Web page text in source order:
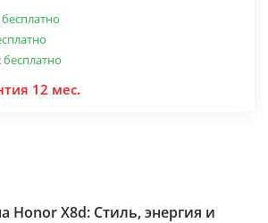
бесплатно
бесплатно
12 мес.
Honor X8d: Стиль, энергия и